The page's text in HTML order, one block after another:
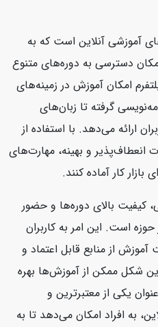
آموزشی آنلاین است که به
دسترسی به دوره‌های متنوع
امکان آموزش در زمینه‌های
گرفته تا زبان‌های
ارائه می‌دهد. با استفاده از
انعطاف‌پذیر و بهینه، مهارت‌های
کار آماده کنند.
کیفیت بالای دوره‌ها و حضور
است. این امر به کاربران
از منابع قابل اعتماد و
شکل ممکن از آموزش‌ها بهره
یکی از معتبرترین و
به افراد امکان می‌دهد تا به